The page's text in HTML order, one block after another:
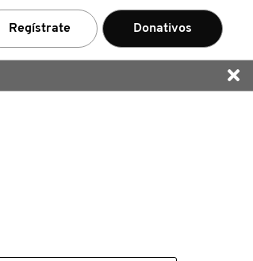
Regístrate Donativos